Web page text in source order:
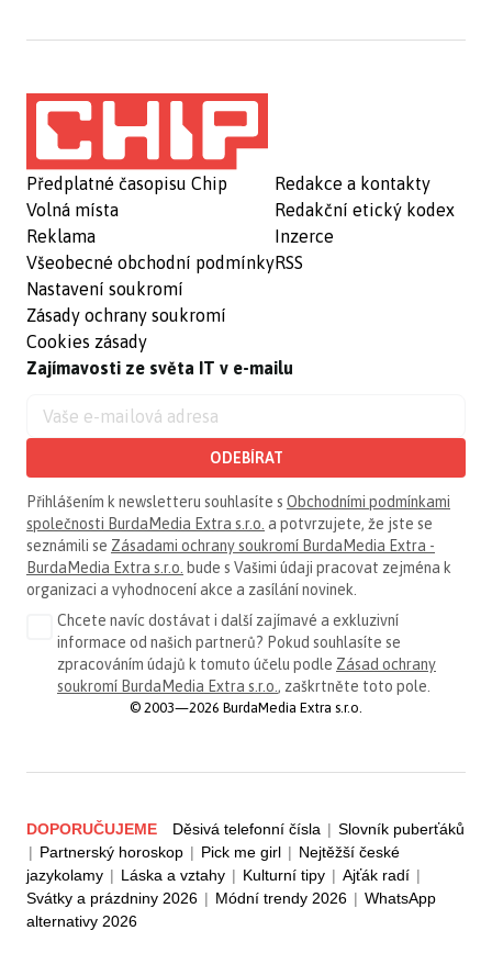
Předplatné časopisu Chip
Volná místa
Reklama
Všeobecné obchodní podmínky
Nastavení soukromí
Zásady ochrany soukromí
Cookies zásady
Redakce a kontakty
Redakční etický kodex
Inzerce
RSS
Zajímavosti ze světa IT v e-mailu
ODEBÍRAT
Přihlášením k newsletteru souhlasíte s Obchodními podmínkami
společnosti BurdaMedia Extra s.r.o. a potvrzujete, že jste se
seznámili se Zásadami ochrany soukromí BurdaMedia Extra -
BurdaMedia Extra s.r.o. bude s Vašimi údaji pracovat zejména k
organizaci a vyhodnocení akce a zasílání novinek.
Chcete navíc dostávat i další zajímavé a exkluzivní
informace od našich partnerů? Pokud souhlasíte se
zpracováním údajů k tomuto účelu podle Zásad ochrany
soukromí BurdaMedia Extra s.r.o. , zaškrtněte toto pole.
© 2003—2026 BurdaMedia Extra s.r.o.
DOPORUČUJEME Děsivá telefonní čísla | Slovník puberťáků
| Partnerský horoskop | Pick me girl | Nejtěžší české
jazykolamy | Láska a vztahy | Kulturní tipy | Ajťák radí |
Svátky a prázdniny 2026 | Módní trendy 2026 | WhatsApp
alternativy 2026